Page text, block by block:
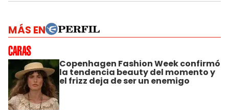
MÁS EN
Copenhagen Fashion Week confirmó
la tendencia beauty del momento y
el frizz deja de ser un enemigo